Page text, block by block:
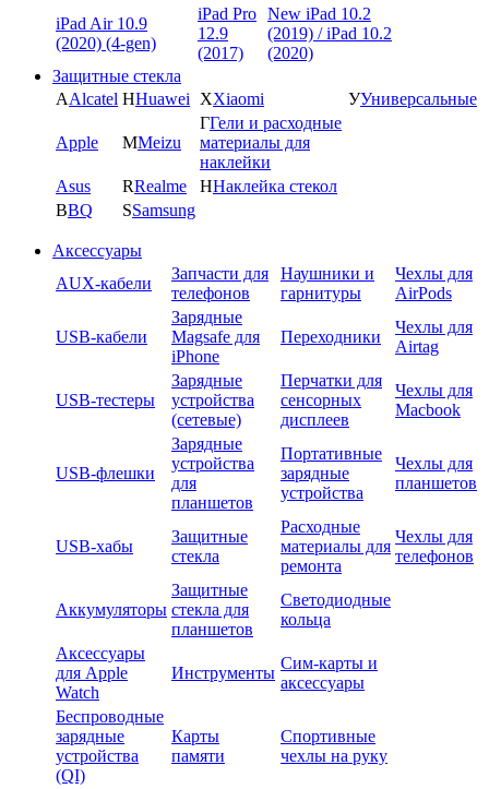
iPad Air 10.9
(2020) (4-gen)
iPad Pro
12.9
(2017)
New iPad 10.2
(2019) / iPad 10.2
(2020)
Защитные стекла
AAlcatel HHuawei XXiaomi УУниверсальные
Apple MMeizu
ГГели и расходные
материалы для
наклейки
Asus
RRealme ННаклейка стекол
BBQ SSamsung
Аксессуары
AUX-кабели
Запчасти для
телефонов
Наушники и
гарнитуры
Чехлы для
AirPods
USB-кабели
Зарядные
Magsafe для
iPhone
Переходники
Чехлы для
Airtag
USB-тестеры
Зарядные
устройства
(сетевые)
Перчатки для
сенсорных
дисплеев
Чехлы для
Macbook
USB-флешки
Зарядные
устройства
для
планшетов
Портативные
зарядные
устройства
Чехлы для
планшетов
USB-хабы
Защитные
стекла
Расходные
материалы для
ремонта
Чехлы для
телефонов
Аккумуляторы
Защитные
стекла для
планшетов
Светодиодные
кольца
Аксессуары
для Apple
Watch
Инструменты
Сим-карты и
аксессуары
Беспроводные
зарядные
устройства
(QI)
Карты
памяти
Спортивные
чехлы на руку